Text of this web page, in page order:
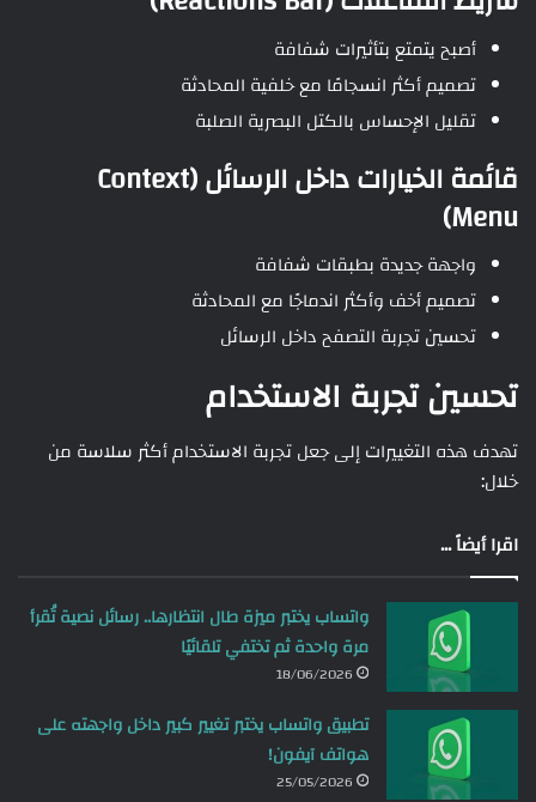
أصبح يتمتع بتأثيرات شفافة
تصميم أكثر انسجامًا مع خلفية المحادثة
تقليل الإحساس بالكتل البصرية الصلبة
قائمة الخيارات داخل الرسائل (Context
Menu)
واجهة جديدة بطبقات شفافة
تصميم أخف وأكثر اندماجًا مع المحادثة
تحسين تجربة التصفح داخل الرسائل
تحسين تجربة الاستخدام
تهدف هذه التغييرات إلى جعل تجربة الاستخدام أكثر سلاسة من
خلال:
اقرا أيضاً ...
واتساب يختبر ميزة طال انتظارها.. رسائل نصية تُقرأ
مرة واحدة ثم تختفي تلقائيًا
18/06/2026
تطبيق واتساب يختبر تغيير كبير داخل واجهته على
هواتف آيفون!
25/05/2026